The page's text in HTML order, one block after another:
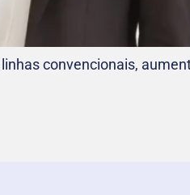
convencionais,